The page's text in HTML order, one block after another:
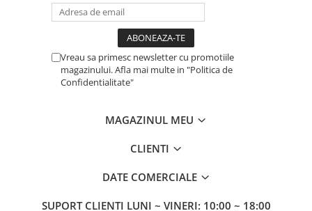
Vreau sa primesc newsletter cu promotiile
magazinului. Afla mai multe in "Politica de
Confidentialitate"
MAGAZINUL MEU
CLIENTI
DATE COMERCIALE
SUPORT CLIENTI LUNI ~ VINERI: 10:00 ~ 18:00